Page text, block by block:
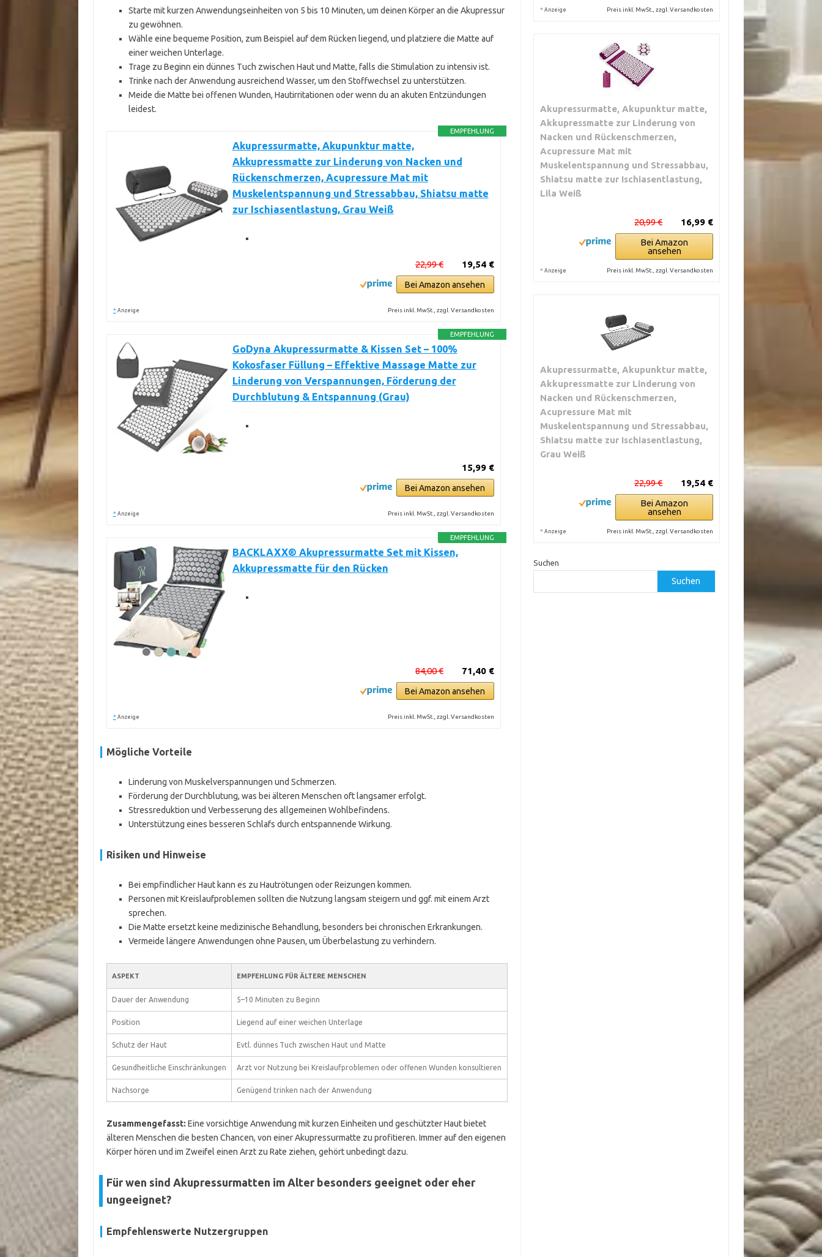
Starte mit kurzen Anwendungseinheiten von 5 bis 10 Minuten, um deinen Körper an die Akupressur
zu gewöhnen.
Wähle eine bequeme Position, zum Beispiel auf dem Rücken liegend, und platziere die Matte auf
einer weichen Unterlage.
Trage zu Beginn ein dünnes Tuch zwischen Haut und Matte, falls die Stimulation zu intensiv ist.
Trinke nach der Anwendung ausreichend Wasser, um den Stoffwechsel zu unterstützen.
Meide die Matte bei offenen Wunden, Hautirritationen oder wenn du an akuten Entzündungen
leidest.
EMPFEHLUNG
Akupressurmatte, Akupunktur matte,
Akkupressmatte zur Linderung von Nacken und
Rückenschmerzen, Acupressure Mat mit
Muskelentspannung und Stressabbau, Shiatsu matte
zur Ischiasentlastung, Grau Weiß
19,54 €
22,99 €
Bei Amazon ansehen
* Anzeige Preis inkl. MwSt., zzgl. Versandkosten
EMPFEHLUNG
GoDyna Akupressurmatte & Kissen Set – 100%
Kokosfaser Füllung – Effektive Massage Matte zur
Linderung von Verspannungen, Förderung der
Durchblutung & Entspannung (Grau)
15,99 €
Bei Amazon ansehen
* Anzeige Preis inkl. MwSt., zzgl. Versandkosten
EMPFEHLUNG
BACKLAXX® Akupressurmatte Set mit Kissen,
Akkupressmatte für den Rücken
71,40 €
84,00 €
Bei Amazon ansehen
* Anzeige Preis inkl. MwSt., zzgl. Versandkosten
Mögliche Vorteile
Linderung von Muskelverspannungen und Schmerzen.
Förderung der Durchblutung, was bei älteren Menschen oft langsamer erfolgt.
Stressreduktion und Verbesserung des allgemeinen Wohlbefindens.
Unterstützung eines besseren Schlafs durch entspannende Wirkung.
Risiken und Hinweise
Bei empfindlicher Haut kann es zu Hautrötungen oder Reizungen kommen.
Personen mit Kreislaufproblemen sollten die Nutzung langsam steigern und ggf. mit einem Arzt
sprechen.
Die Matte ersetzt keine medizinische Behandlung, besonders bei chronischen Erkrankungen.
Vermeide längere Anwendungen ohne Pausen, um Überbelastung zu verhindern.
ASPEKT EMPFEHLUNG FÜR ÄLTERE MENSCHEN
Dauer der Anwendung 5–10 Minuten zu Beginn
Position Liegend auf einer weichen Unterlage
Schutz der Haut Evtl. dünnes Tuch zwischen Haut und Matte
Gesundheitliche Einschränkungen Arzt vor Nutzung bei Kreislaufproblemen oder offenen Wunden konsultieren
Nachsorge Genügend trinken nach der Anwendung
Zusammengefasst: Eine vorsichtige Anwendung mit kurzen Einheiten und geschützter Haut bietet
älteren Menschen die besten Chancen, von einer Akupressurmatte zu profitieren. Immer auf den eigenen
Körper hören und im Zweifel einen Arzt zu Rate ziehen, gehört unbedingt dazu.
Für wen sind Akupressurmatten im Alter besonders geeignet oder eher
ungeeignet?
Empfehlenswerte Nutzergruppen
* Anzeige Preis inkl. MwSt., zzgl. Versandkosten
Akupressurmatte, Akupunktur matte,
Akkupressmatte zur Linderung von
Nacken und Rückenschmerzen,
Acupressure Mat mit
Muskelentspannung und Stressabbau,
Shiatsu matte zur Ischiasentlastung,
Lila Weiß
16,99 €
20,99 €
Bei Amazon
ansehen
* Anzeige Preis inkl. MwSt., zzgl. Versandkosten
Akupressurmatte, Akupunktur matte,
Akkupressmatte zur Linderung von
Nacken und Rückenschmerzen,
Acupressure Mat mit
Muskelentspannung und Stressabbau,
Shiatsu matte zur Ischiasentlastung,
Grau Weiß
19,54 €
22,99 €
Bei Amazon
ansehen
* Anzeige Preis inkl. MwSt., zzgl. Versandkosten
Suchen
Suchen